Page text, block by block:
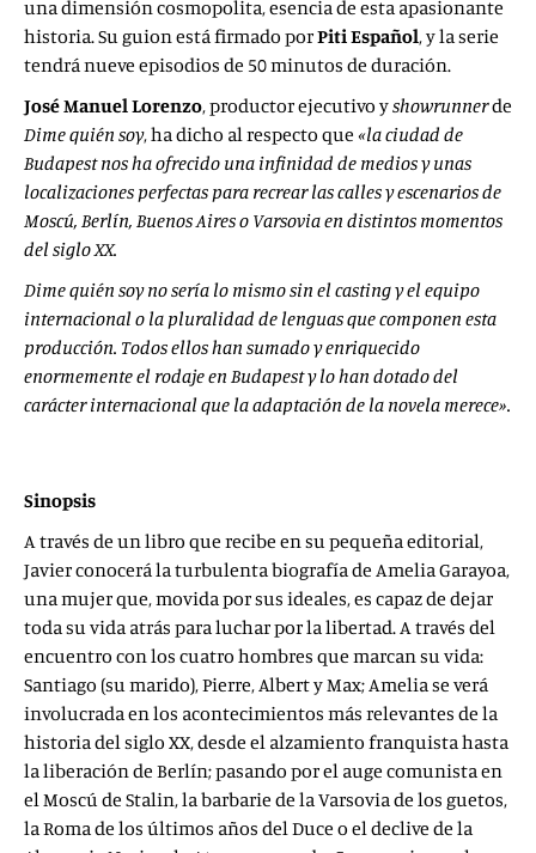
una dimensión cosmopolita, esencia de esta apasionante
historia. Su guion está firmado porPiti Español, y la serie
tendrá nueve episodios de 50 minutos de duración.
José Manuel Lorenzo, productor ejecutivo yshowrunnerde
Dime quién soy, ha dicho al respecto que «la ciudad de
Budapest nos ha ofrecido una infinidad de medios y unas
localizaciones perfectas para recrear las calles y escenarios de
Moscú, Berlín, Buenos Aires o Varsovia en distintos momentos
del siglo XX.
Dime quién soy no sería lo mismo sin el casting y el equipo
internacional o la pluralidad de lenguas que componen esta
producción. Todos ellos han sumado y enriquecido
enormemente el rodaje en Budapest y lo han dotado del
carácter internacional que la adaptación de la novela merece».
Sinopsis
A través de un libro que recibe en su pequeña editorial,
Javier conocerá la turbulenta biografía de Amelia Garayoa,
una mujer que, movida por sus ideales, es capaz de dejar
toda su vida atrás para luchar por la libertad. A través del
encuentro con los cuatro hombres que marcan su vida:
Santiago (su marido), Pierre, Albert y Max; Amelia se verá
involucrada en los acontecimientos más relevantes de la
historia del siglo XX, desde el alzamiento franquista hasta
la liberación de Berlín; pasando por el auge comunista en
el Moscú de Stalin, la barbarie de la Varsovia de los guetos,
la Roma de los últimos años del Duce o el declive de la